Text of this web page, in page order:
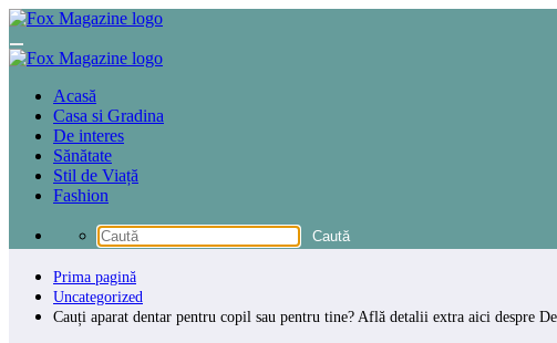
Sari
conținut
Acasă
Casa si Gradina
De interes
Sănătate
Stil de Viață
Fashion
Prima pagină
Uncategorized
Cauți aparat dentar pentru copil sau pentru tine? Află detalii extra aici despre